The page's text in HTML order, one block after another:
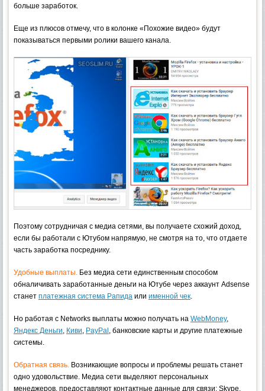
больше заработок.
Еще из плюсов отмечу, что в колонке «Похожие видео» будут
показываться первыми ролики вашего канала.
Поэтому сотрудничая с медиа сетями, вы получаете схожий доход,
если бы работали с Ютубом напрямую, не смотря на то, что отдаете
часть заработка посреднику.
Удобные выплаты. Без медиа сети единственным способом
обналичивать заработанные деньги на Ютубе через аккаунт Adsense
станет платежная система Рапида или именной чек.
Но работая с Networks выплаты можно получать на WebMoney,
Яндекс Деньги, Киви, PayPal, банковские карты и другие платежные
системы.
Обратная связь. Возникающие вопросы и проблемы решать станет
одно удовольствие. Медиа сети выделяют персональных
менеджеров, предоставляют контактные данные для связи: Skype,